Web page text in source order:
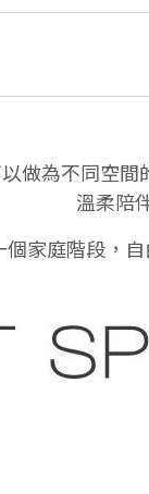
為不同空
溫柔陪
家庭階段，